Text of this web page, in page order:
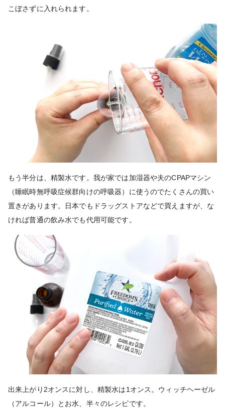
こぼさずに入れられます。
もう半分は、精製水です。我が家では加湿器や夫のCPAPマシン
（睡眠時無呼吸症候群向けの呼吸器）に使うのでたくさんの買い
置きがあります。日本でもドラッグストアなどで買えますが、な
ければ普通の飲み水でも代用可能です。
出来上がり2オンスに対し、精製水は1オンス。ウィッチヘーゼル
（アルコール）とお水、半々のレシピです。